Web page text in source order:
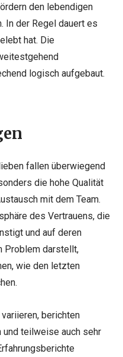
den lebendigen
In der Regel dauert es
hat. Die
logisch aufgebaut.
fallen überwiegend
die hohe Qualität
mit dem Team.
des Vertrauens, die
und auf deren
Problem darstellt,
wie den letzten
berichten
teilweise auch sehr